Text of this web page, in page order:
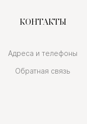
КОНТАКТЫ
Адреса и телефоны
Обратная связь